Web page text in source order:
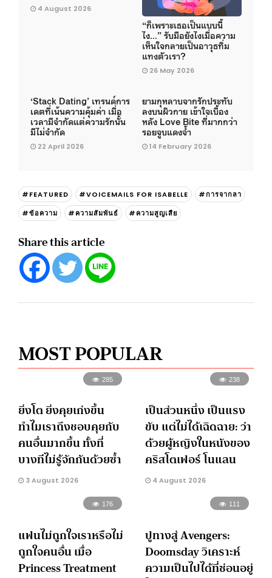
4 August 2026
“ก็เพราะเธอเป็นแบบนี้
ไง…” รับมือยังไงเมื่อความ
เห็นใจกลายเป็นอาวุธทิ่ม
แทงตัวเรา?
26 May 2026
‘Stack Dating’ เทรนด์การ
เดตที่เน้นความคุ้มค่า เมื่อ
เวลามีจำกัดแต่ความรักนั้น
มีไม่จำกัด
22 April 2026
ยามกุหลาบจากรักประทับ
ลงบนผิวกาย เข้าใจเบื้อง
หลัง Love Bite ที่มากกว่า
รอยจูบแดงจ้ำ
14 February 2026
#FEATURED #VOICEMAILS FOR ISABELLE
#การจากลา
#ข้อความ
#ความสัมพันธ์ #ความสูญเสีย
Share this article
MOST POPULAR
285
ยิ่งโต ยิ่งคุยเก่งขึ้น
ทำไมเราถึงชอบคุยกับ
คนอื่นมากขึ้น ทั้งที่
บางทีไม่รู้จักกันด้วยซ้ำ
3 August 2026
238
เป็นส่วนหนึ่ง เป็นแรง
ขับ แต่ไม่ได้เฉิดฉาย: ว่า
ด้วยผู้หญิงในหนังของ
คริสโตเฟอร์ โนแลน
4 August 2026
176
แฟนไม่ถูกใจเราหรือไม่
ถูกใจคนอื่น เมื่อ
Princess Treatment
111
ปูทางสู่ Avengers:
Doomsday วิเคราะห์
ความเป็นไปได้ที่ซ่อนอยู่